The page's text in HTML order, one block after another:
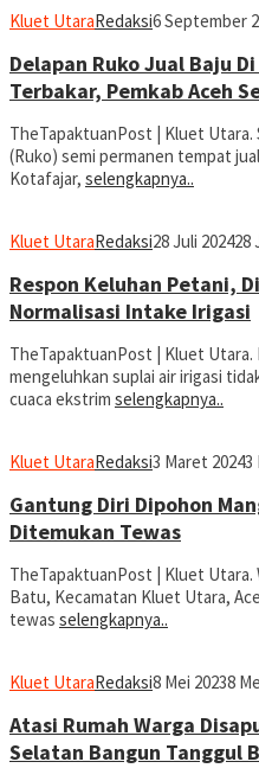
Kluet UtaraRedaksi6 September
Delapan Ruko Jual Baju
Terbakar, Pemkab Aceh
TheTapaktuanPost | Kluet
(Ruko) semi permanen tempat
Kotafajar, selengkapnya..
Kluet UtaraRedaksi28 Juli 202428
Respon Keluhan Petani,
Normalisasi Intake Irigasi
TheTapaktuanPost | Kluet
mengeluhkan suplai air irigasi
cuaca ekstrim selengkapnya..
Kluet UtaraRedaksi3 Maret 20243
Gantung Diri Dipohon
Ditemukan Tewas
TheTapaktuanPost | Kluet Utara.
Batu, Kecamatan Kluet Utara,
tewas selengkapnya..
Kluet UtaraRedaksi8 Mei 20238
Atasi Rumah Warga
Selatan Bangun Tanggul